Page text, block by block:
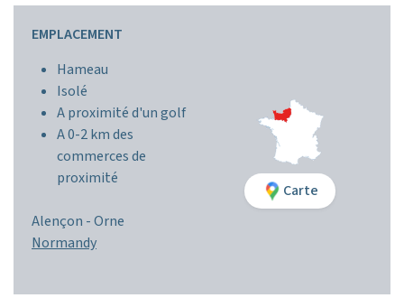
EMPLACEMENT
Hameau
Isolé
A proximité d'un golf
A 0-2 km des
commerces de
proximité
Alençon -Orne
Normandy
Carte